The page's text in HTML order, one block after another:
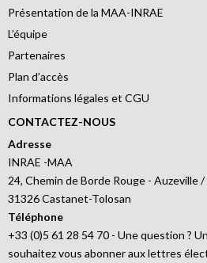
Présentation de la MAA-INRAE
L’équipe
Partenaires
Plan d’accès
Informations légales et CGU
CONTACTEZ-NOUS
Adresse
INRAE -MAA
24, Chemin de Borde Rouge - Auzeville
31326 Castanet-Tolosan
Téléphone
+33 (0)5 61 28 54 70 - Une question ?
souhaitez vous abonner aux lettres